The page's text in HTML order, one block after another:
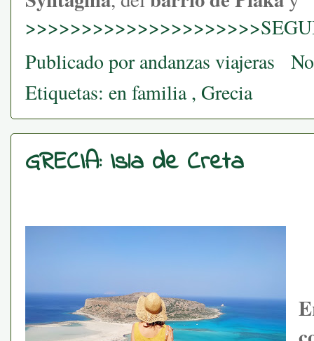
Publicado porandanzas viajeras
Etiquetas: en familia, Grecia
GRECIA: Isla de Creta